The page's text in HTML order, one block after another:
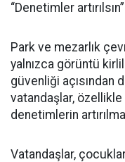
“Denetimler artırılsın”
Park ve mezarlık
yalnızca görüntü
güvenliği açısından
vatandaşlar,
denetimlerin
Vatandaşlar,